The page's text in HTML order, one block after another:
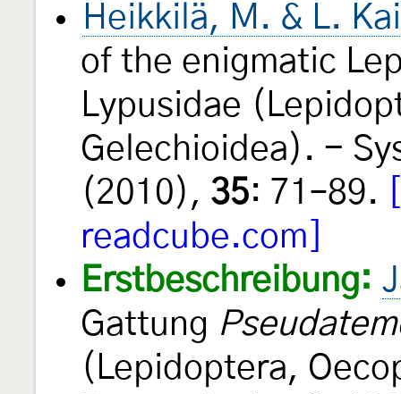
Heikkilä, M. & L.
of the enigmatic
Lypusidae
Gelechioidea). -
(2010), 35: 71–89.
readcube.com]
Erstbeschreibung:
Gattung
(Lepidoptera,